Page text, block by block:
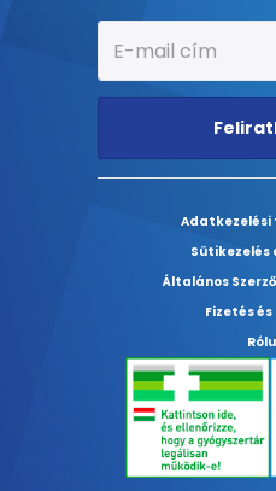
Sütikezelés
Általános
Fizetés